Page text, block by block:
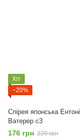
Хіт
−20%
Спірея японська Ентоні
Ватерер с3
176 грн 220 грн